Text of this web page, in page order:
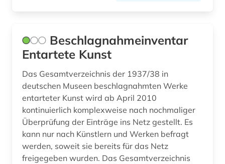
kz (1)
lehrmittel (2)
linguist (1)
linguistin (1)
literatur (2)
luftnachrichtendienst (1)
malerei (1)
Beschlagnahmeinventar
Entartete Kunst
Das Gesamtverzeichnis der 1937/38 in
deutschen Museen beschlagnahmten Werke
entarteter Kunst wird ab April 2010
kontinuierlich komplexweise nach nochmaliger
Überprüfung der Einträge ins Netz gestellt. Es
kann nur nach Künstlern und Werken befragt
werden, soweit sie bereits für das Netz
freigegeben wurden. Das Gesamtverzeichnis